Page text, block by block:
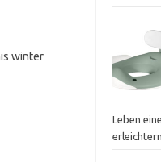
winter
Leben